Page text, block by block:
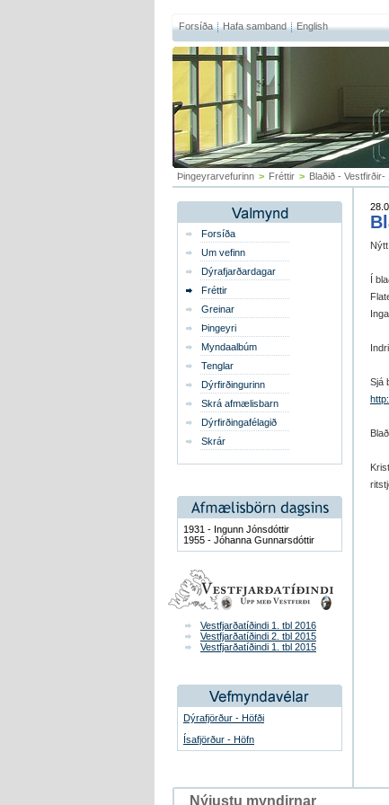
Forsíða Hafa samband English
Þingeyrarvefurinn > Fréttir > Blaðið -
Forsíða
Um vefinn
Dýrafjarðardagar
Fréttir
Greinar
Þingeyri
Myndaalbúm
Tenglar
Dýrfirðingurinn
Skrá afmælisbarn
Dýrfirðingafélagið
Skrár
1931 - Ingunn Jónsdóttir
1955 - Jóhanna Gunnarsdóttir
Vestfjarðatíðindi 1. tbl 2016
Vestfjarðatíðindi 2. tbl 2015
Vestfjarðatíðindi 1. tbl 2015
Dýrafjörður - Höfði
Ísafjörður - Höfn
Í
Sjá
Nýjustu myndirnar